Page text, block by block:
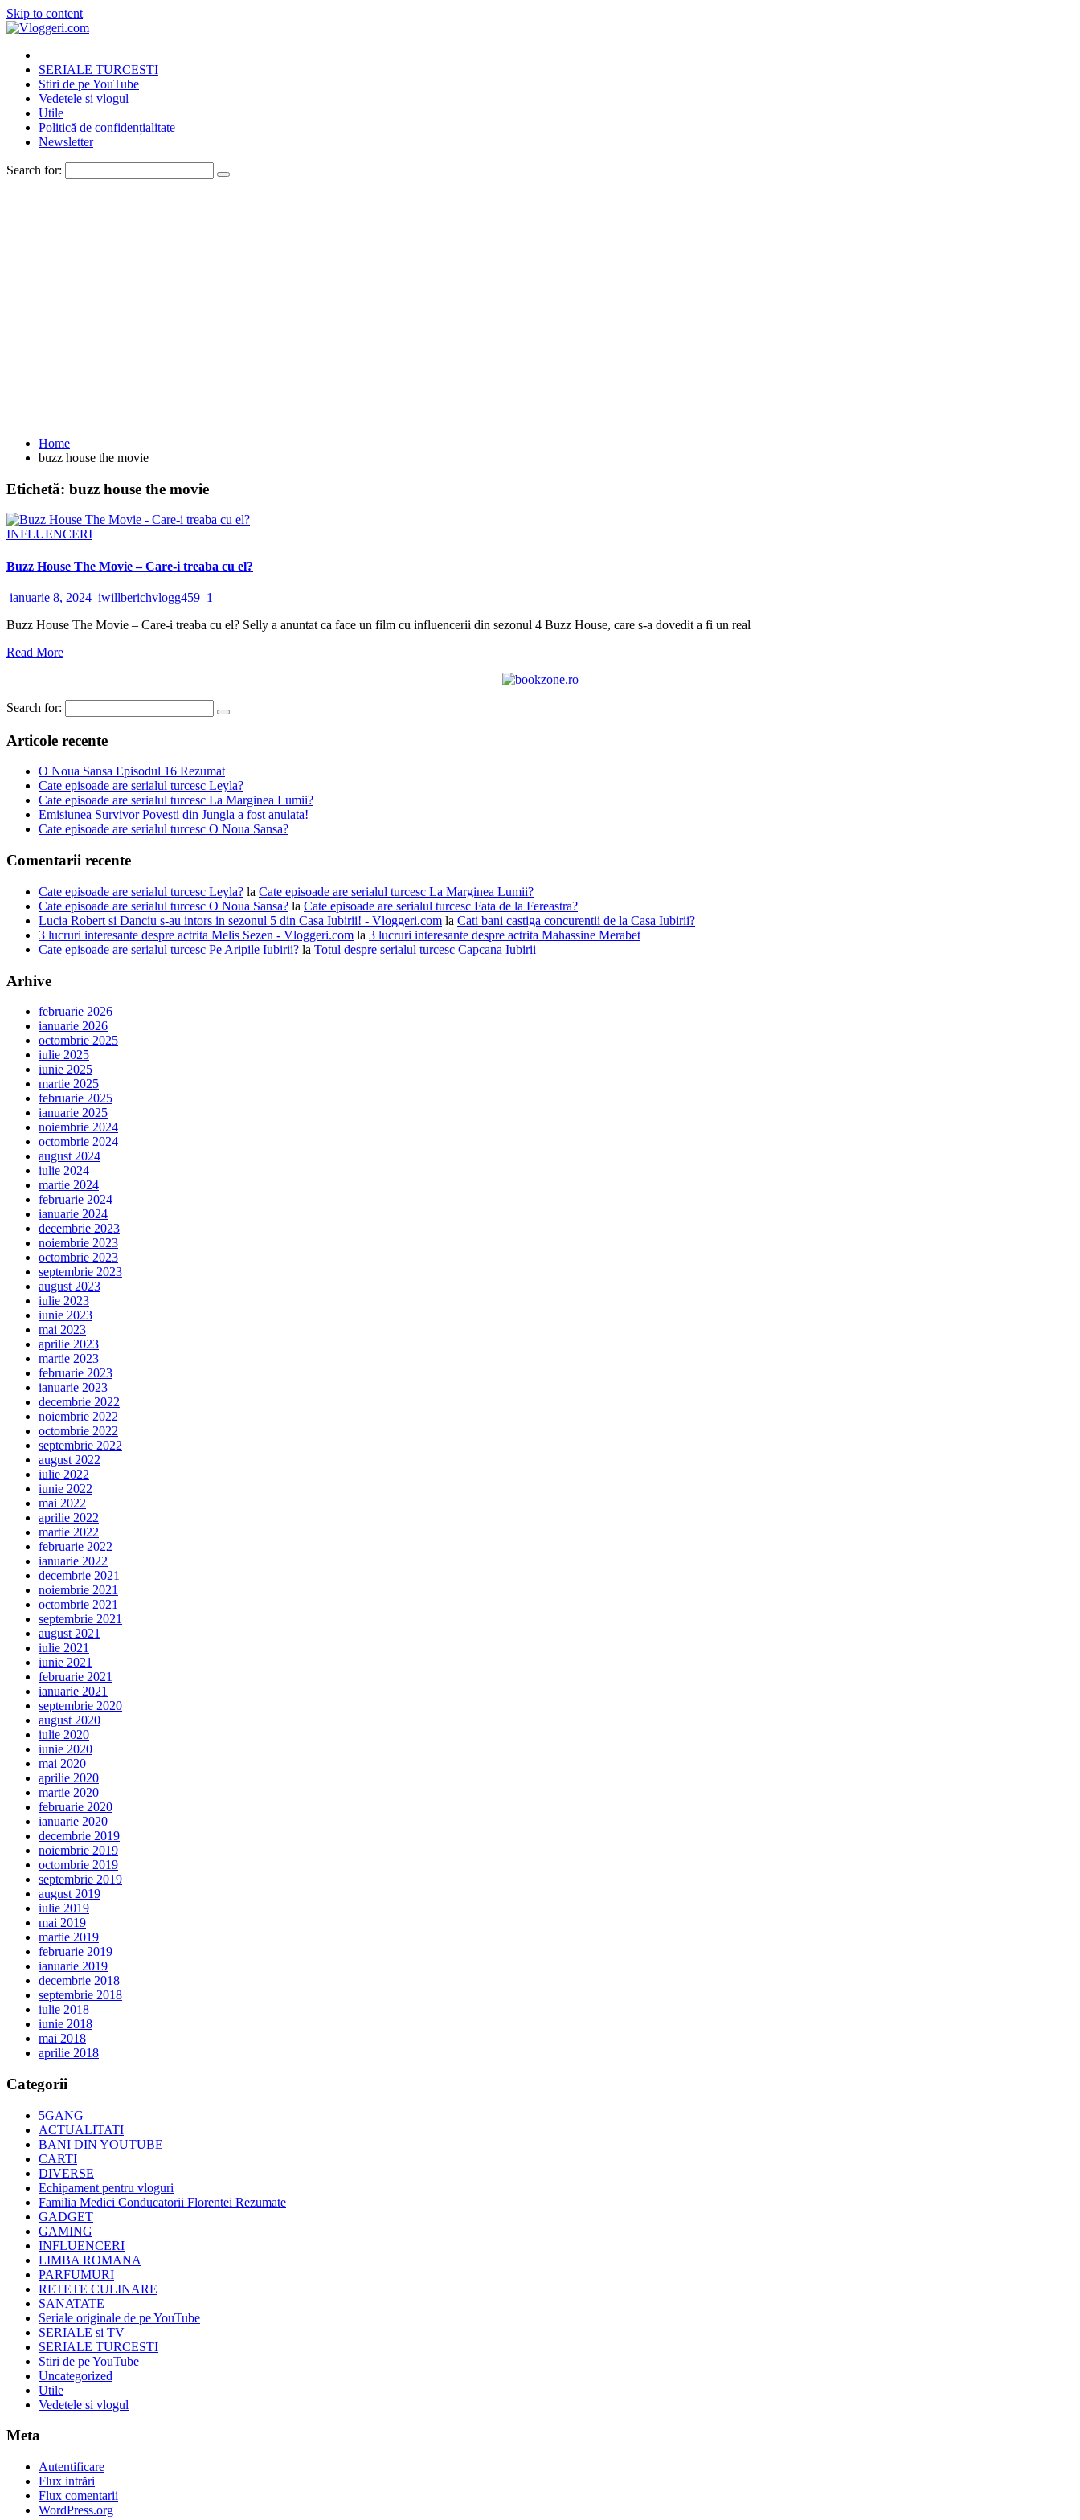
Skip to content
SERIALE TURCESTI
Stiri de pe YouTube
Vedetele si vlogul
Utile
Politică de confidențialitate
Newsletter
Search for:
Home
buzz house the movie
Etichetă: buzz house the movie
INFLUENCERI
Buzz House The Movie – Care-i treaba cu el?
ianuarie 8, 2024 iwillberichvlogg459 1
Buzz House The Movie – Care-i treaba cu el? Selly a anuntat ca face un film cu influencerii din sezonul 4 Buzz House, care s-a dovedit a fi un real
Read More
Search for:
Articole recente
O Noua Sansa Episodul 16 Rezumat
Cate episoade are serialul turcesc Leyla?
Cate episoade are serialul turcesc La Marginea Lumii?
Emisiunea Survivor Povesti din Jungla a fost anulata!
Cate episoade are serialul turcesc O Noua Sansa?
Comentarii recente
Cate episoade are serialul turcesc Leyla? la Cate episoade are serialul turcesc La Marginea Lumii?
Cate episoade are serialul turcesc O Noua Sansa? la Cate episoade are serialul turcesc Fata de la Fereastra?
Lucia Robert si Danciu s-au intors in sezonul 5 din Casa Iubirii! - Vloggeri.com la Cati bani castiga concurentii de la Casa Iubirii?
3 lucruri interesante despre actrita Melis Sezen - Vloggeri.com la 3 lucruri interesante despre actrita Mahassine Merabet
Cate episoade are serialul turcesc Pe Aripile Iubirii? la Totul despre serialul turcesc Capcana Iubirii
Arhive
februarie 2026
ianuarie 2026
octombrie 2025
iulie 2025
iunie 2025
martie 2025
februarie 2025
ianuarie 2025
noiembrie 2024
octombrie 2024
august 2024
iulie 2024
martie 2024
februarie 2024
ianuarie 2024
decembrie 2023
noiembrie 2023
octombrie 2023
septembrie 2023
august 2023
iulie 2023
iunie 2023
mai 2023
aprilie 2023
martie 2023
februarie 2023
ianuarie 2023
decembrie 2022
noiembrie 2022
octombrie 2022
septembrie 2022
august 2022
iulie 2022
iunie 2022
mai 2022
aprilie 2022
martie 2022
februarie 2022
ianuarie 2022
decembrie 2021
noiembrie 2021
octombrie 2021
septembrie 2021
august 2021
iulie 2021
iunie 2021
februarie 2021
ianuarie 2021
septembrie 2020
august 2020
iulie 2020
iunie 2020
mai 2020
aprilie 2020
martie 2020
februarie 2020
ianuarie 2020
decembrie 2019
noiembrie 2019
octombrie 2019
septembrie 2019
august 2019
iulie 2019
mai 2019
martie 2019
februarie 2019
ianuarie 2019
decembrie 2018
septembrie 2018
iulie 2018
iunie 2018
mai 2018
aprilie 2018
Categorii
5GANG
ACTUALITATI
BANI DIN YOUTUBE
CARTI
DIVERSE
Echipament pentru vloguri
Familia Medici Conducatorii Florentei Rezumate
GADGET
GAMING
INFLUENCERI
LIMBA ROMANA
PARFUMURI
RETETE CULINARE
SANATATE
Seriale originale de pe YouTube
SERIALE si TV
SERIALE TURCESTI
Stiri de pe YouTube
Uncategorized
Utile
Vedetele si vlogul
Meta
Autentificare
Flux intrări
Flux comentarii
WordPress.org